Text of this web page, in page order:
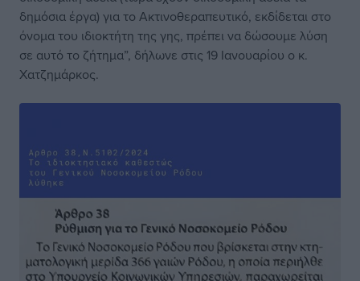
δημόσια έργα) για το Ακτινοθεραπευτικό, εκδίδεται στο
όνομα του ιδιοκτήτη της γης, πρέπει να δώσουμε λύση
σε αυτό το ζήτημα”, δήλωνε στις 19 Ιανουαρίου ο κ.
Χατζημάρκος.